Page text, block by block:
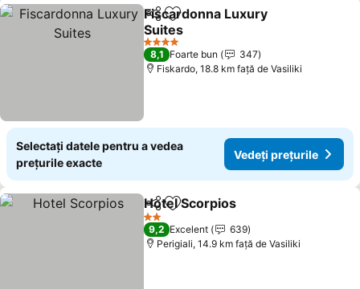
DistribuițiAdăugaţi la favorite
Fiscardonna Luxury
Suites
Vedeți prețurile
4 Stele
8,1 Foarte bun
347
Fiskardo, 18.8 km faţă de Vasiliki
Selectați datele pentru a vedea
prețurile exacte
Vedeți prețurile
DistribuițiAdăugaţi la favorite
Hotel Scorpios
2 Stele
9,2 Excelent
639
Perigiali, 14.9 km faţă de Vasiliki